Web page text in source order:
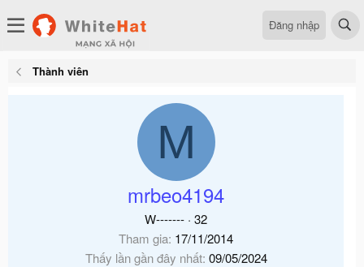
Đăng nhập
Thành viên
M
mrbeo4194
W------- · 32
Tham gia 17/11/2014
Thấy lần gần đây nhất 09/05/2024